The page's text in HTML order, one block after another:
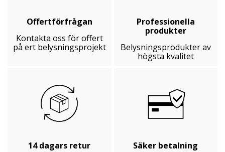
Offertförfrågan
Kontakta oss för offert
på ert belysningsprojekt
Professionella
produkter
Belysningsprodukter av
högsta kvalitet
14 dagars retur
Säker betalning